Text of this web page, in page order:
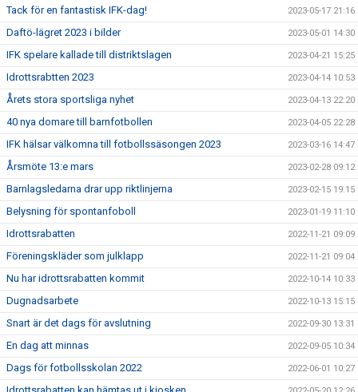
Tack för en fantastisk IFK-dag! 2023-05-17 21:16
Daftö-lägret 2023 i bilder 2023-05-01 14:30
IFK spelare kallade till distriktslagen 2023-04-21 15:25
Idrottsrabtten 2023 2023-04-14 10:53
Årets stora sportsliga nyhet 2023-04-13 22:20
40 nya domare till barnfotbollen 2023-04-05 22:28
IFK hälsar välkomna till fotbollssäsongen 2023 2023-03-16 14:47
Årsmöte 13:e mars 2023-02-28 09:12
Barnlagsledarna drar upp riktlinjerna 2023-02-15 19:15
Belysning för spontanfoboll 2023-01-19 11:10
Idrottsrabatten 2022-11-21 09:09
Föreningskläder som julklapp 2022-11-21 09:04
Nu har idrottsrabatten kommit 2022-10-14 10:33
Dugnadsarbete 2022-10-13 15:15
Snart är det dags för avslutning 2022-09-30 13:31
En dag att minnas 2022-09-05 10:34
Dags för fotbollsskolan 2022 2022-06-01 10:27